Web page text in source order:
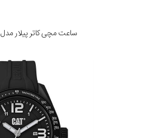
ساعت مچی کاتر پیلار مدل AD.163.34.131